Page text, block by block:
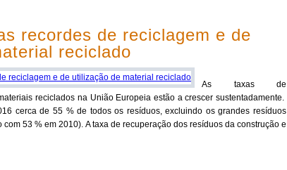
recordes de reciclagem e de
reciclado
As taxas de
reciclados na União Europeia estão a crescer sustentadamente.
cerca de 55 % de todos os resíduos, excluindo os grandes resíduos
53 % em 2010). A taxa de recuperação dos resíduos da construção e